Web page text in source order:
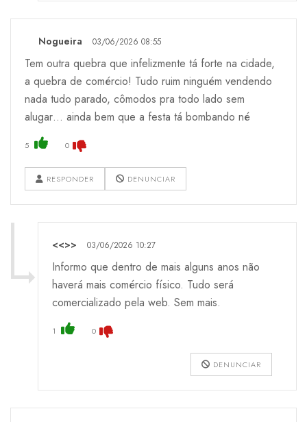
Nogueira 03/06/2026 08:55
Tem outra quebra que infelizmente tá forte na cidade,
a quebra de comércio! Tudo ruim ninguém vendendo
nada tudo parado, cômodos pra todo lado sem
alugar… ainda bem que a festa tá bombando né
5 0
RESPONDER DENUNCIAR
<<>> 03/06/2026 10:27
Informo que dentro de mais alguns anos não
haverá mais comércio físico. Tudo será
comercializado pela web. Sem mais.
1 0
DENUNCIAR